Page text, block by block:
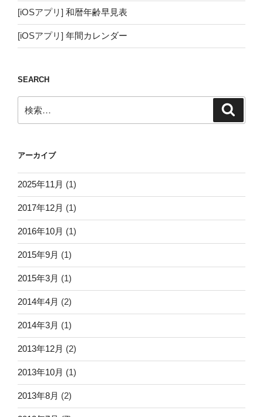
[iOSアプリ] 和暦年齢早見表
[iOSアプリ] 年間カレンダー
SEARCH
索:
アーカイブ
2025年11月 (1)
2017年12月 (1)
2016年10月 (1)
2015年9月 (1)
2015年3月 (1)
2014年4月 (2)
2014年3月 (1)
2013年12月 (2)
2013年10月 (1)
2013年8月 (2)